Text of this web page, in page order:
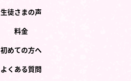
生徒さまの声
料金
初めての方へ
よくある質問